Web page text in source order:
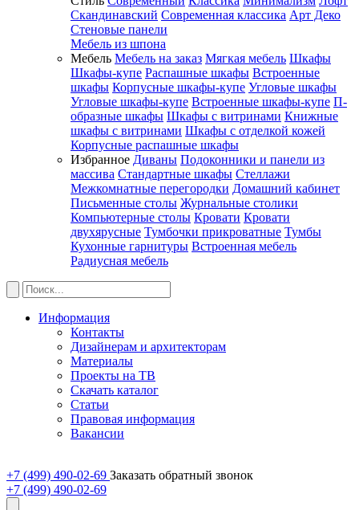
Скандинавский Современная классика Арт Деко
Стеновые панели
Мебель из шпона
Мебель Мебель на заказ Мягкая мебель Шкафы
Шкафы-купе Распашные шкафы Встроенные
шкафы Корпусные шкафы-купе Угловые шкафы
Угловые шкафы-купе Встроенные шкафы-купе П-
образные шкафы Шкафы с витринами Книжные
шкафы с витринами Шкафы c отделкой кожей
Корпусные распашные шкафы
Избранное Диваны Подоконники и панели из
массива Стандартные шкафы Стеллажи
Межкомнатные перегородки Домашний кабинет
Письменные столы Журнальные столики
Компьютерные столы Кровати Кровати
двухярусные Тумбочки прикроватные Тумбы
Кухонные гарнитуры Встроенная мебель
Радиусная мебель
Информация
Контакты
Дизайнерам и архитекторам
Материалы
Проекты на ТВ
Скачать каталог
Статьи
Правовая информация
Вакансии
+7 (499) 490-02-69 Заказать обратный звонок
+7 (499) 490-02-69